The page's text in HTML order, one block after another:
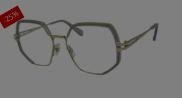
-25%